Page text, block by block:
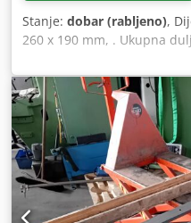
Stanje: dobar (rabljeno),
260 x 190 mm, . Ukupna
reduktora = 2600 mm
reduktora, širina otvora
širina otvora cca 150 mm,